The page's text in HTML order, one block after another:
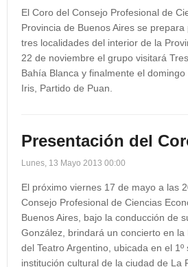
El Coro del Consejo Profesional de
Provincia de Buenos Aires se
tres localidades del interior de la
22 de noviembre el grupo visitará
Bahía Blanca y finalmente el
Iris, Partido de Puan.
Presentación del
Lunes, 13 Mayo 2013 00:00
El próximo viernes 17 de mayo a las
Consejo Profesional de Ciencias
Buenos Aires, bajo la conducción de
González, brindará un concierto en la
del Teatro Argentino, ubicada en el
institución cultural de la ciudad de La